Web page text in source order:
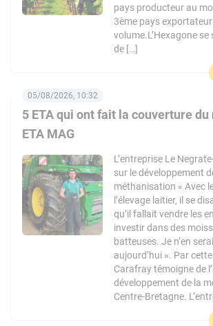
pays producteur au
3ème pays exportateur
volume.L’Hexagone
de […]
5 ETA qui ont fait la couverture
ETA MAG
05/08/2026, 10:32
L’entreprise Le
sur le développement
méthanisation « Avec
l’élevage laitier, il se
qu’il fallait vendre les
investir dans des
batteuses. Je n’en
aujourd’hui ». Par
Carafray témoigne de
développement de la
Centre-Bretagne.